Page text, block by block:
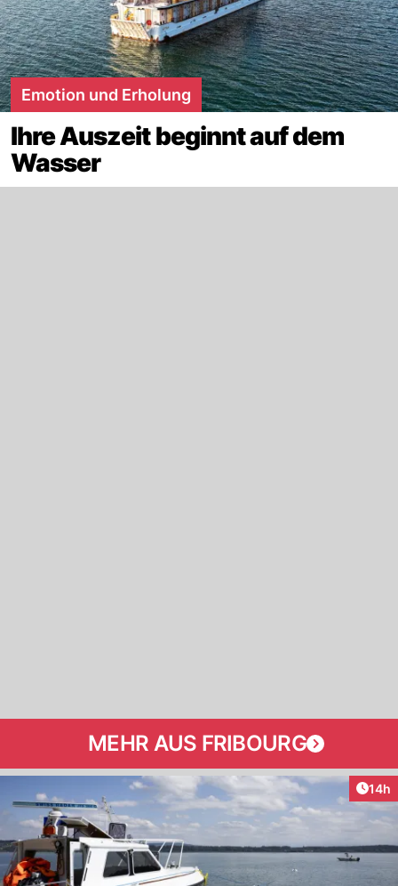
Emotion und Erholung
Ihre Auszeit beginnt auf dem
Wasser
MEHR AUS FRIBOURG
14h